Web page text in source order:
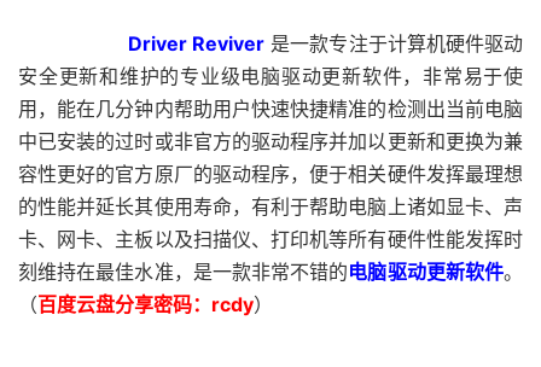
Driver Reviver 是一款专注于计算机硬件驱动
安全更新和维护的专业级电脑驱动更新软件，非常易于使
用，能在几分钟内帮助用户快速快捷精准的检测出当前电脑
中已安装的过时或非官方的驱动程序并加以更新和更换为兼
容性更好的官方原厂的驱动程序，便于相关硬件发挥最理想
的性能并延长其使用寿命，有利于帮助电脑上诸如显卡、声
卡、网卡、主板以及扫描仪、打印机等所有硬件性能发挥时
刻维持在最佳水准，是一款非常不错的电脑驱动更新软件。
（百度云盘分享密码：rcdy）